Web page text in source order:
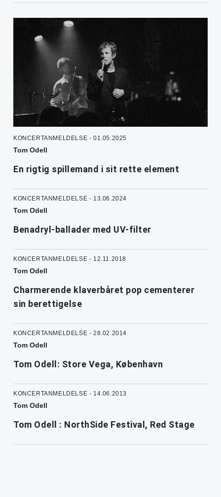
KONCERTANMELDELSE - 01.05.2025
Tom Odell
En rigtig spillemand i sit rette element
KONCERTANMELDELSE - 13.06.2024
Tom Odell
Benadryl-ballader med UV-filter
KONCERTANMELDELSE - 12.11.2018
Tom Odell
Charmerende klaverbåret pop cementerer
sin berettigelse
KONCERTANMELDELSE - 28.02.2014
Tom Odell
Tom Odell: Store Vega, København
KONCERTANMELDELSE - 14.06.2013
Tom Odell
Tom Odell : NorthSide Festival, Red Stage